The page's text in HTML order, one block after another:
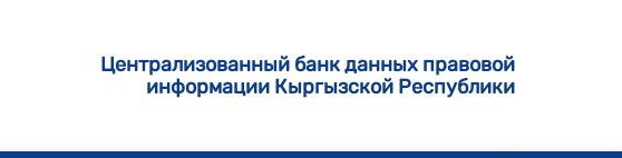
Централизованный банк данных правовой
информации Кыргызской Республики